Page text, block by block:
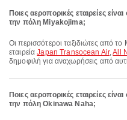
Ποιες αεροπορικές εταιρείες
την πόλη Miyakojima;
Οι περισσότεροι ταξιδιώτες από το Miyakojima πετούν με την αεροπορική
εταιρείαJapan Transocean Air,All
δημοφιλή για αναχωρήσεις από
Ποιες αεροπορικές εταιρείες
την πόλη Okinawa Naha;